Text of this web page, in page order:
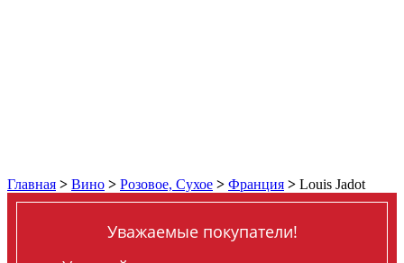
Главная > Вино > Розовое, Сухое > Франция > Louis Jadot
Уважаемые покупатели!